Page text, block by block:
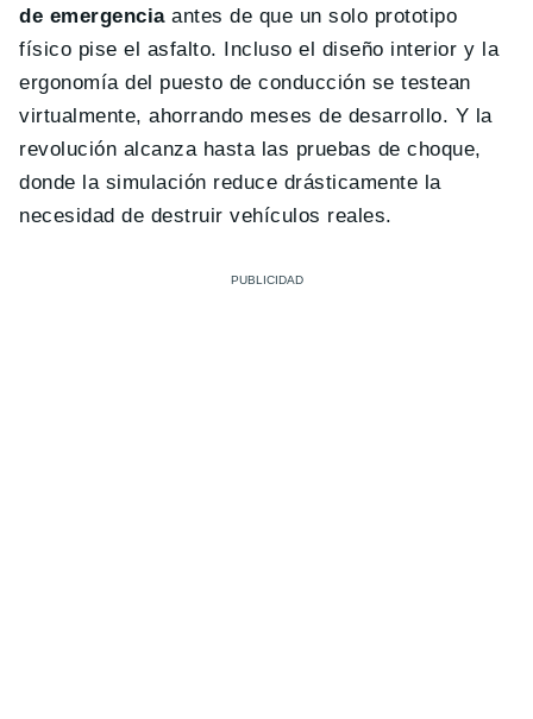
de emergenciaantes de que un solo prototipo
físico pise el asfalto. Incluso el diseño interior y la
ergonomía del puesto de conducción se testean
virtualmente, ahorrando meses de desarrollo. Y la
revolución alcanza hasta las pruebas de choque,
donde la simulación reduce drásticamente la
necesidad de destruir vehículos reales.